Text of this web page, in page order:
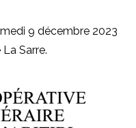
9 décembre 2023
Sarre.